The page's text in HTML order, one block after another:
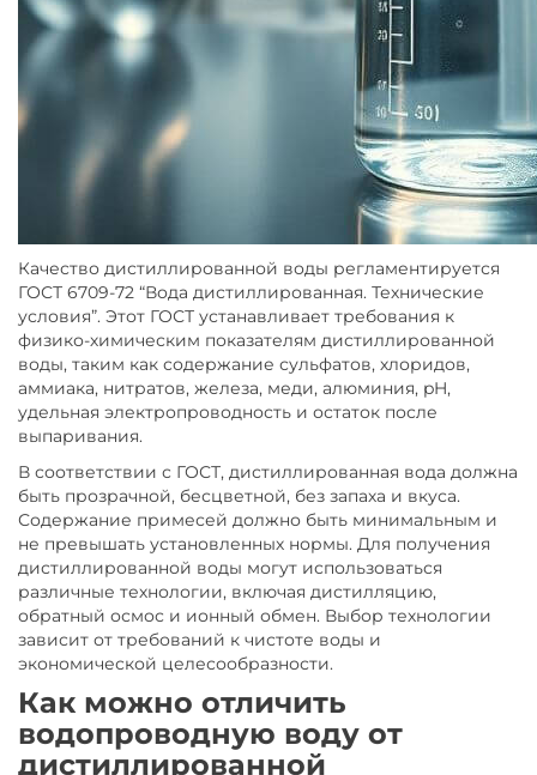
Качество дистиллированной воды регламентируется
ГОСТ 6709-72 “Вода дистиллированная. Технические
условия”. Этот ГОСТ устанавливает требования к
физико-химическим показателям дистиллированной
воды, таким как содержание сульфатов, хлоридов,
аммиака, нитратов, железа, меди, алюминия, pH,
удельная электропроводность и остаток после
выпаривания.
В соответствии с ГОСТ, дистиллированная вода должна
быть прозрачной, бесцветной, без запаха и вкуса.
Содержание примесей должно быть минимальным и
не превышать установленных нормы. Для получения
дистиллированной воды могут использоваться
различные технологии, включая дистилляцию,
обратный осмос и ионный обмен. Выбор технологии
зависит от требований к чистоте воды и
экономической целесообразности.
Как можно отличить
водопроводную воду от
дистиллированной